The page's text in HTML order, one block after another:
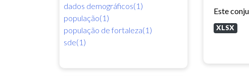
dados demográficos(1)
população(1)
população de fortaleza(1)
sde(1)
XLSX